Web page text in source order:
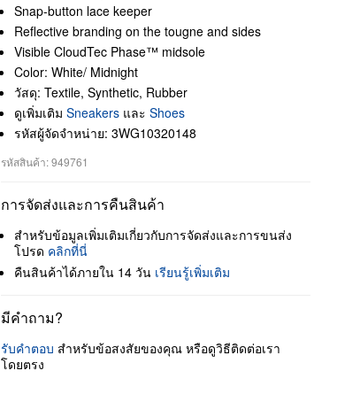
Snap-button lace keeper
Reflective branding on the tougne and sides
Visible CloudTec Phase™ midsole
Color: White/ Midnight
วัสดุ: Textile, Synthetic, Rubber
ดูเพิ่มเติม Sneakers และ Shoes
รหัสผู้จัดจำหน่าย: 3WG10320148
รหัสสินค้า: 949761
การจัดส่งและการคืนสินค้า
สำหรับข้อมูลเพิ่มเติมเกี่ยวกับการจัดส่งและการขนส่ง
โปรด คลิกที่นี่
คืนสินค้าได้ภายใน 14 วัน เรียนรู้เพิ่มเติม
มีคำถาม?
รับคำตอบ สำหรับข้อสงสัยของคุณ หรือดูวิธีติดต่อเรา
โดยตรง